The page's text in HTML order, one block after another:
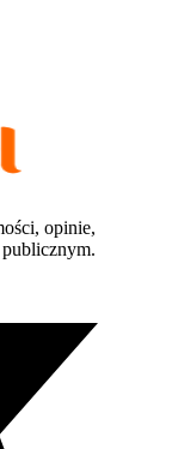
opinie,